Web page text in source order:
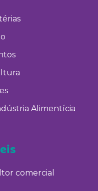
Alimentícia
comercial